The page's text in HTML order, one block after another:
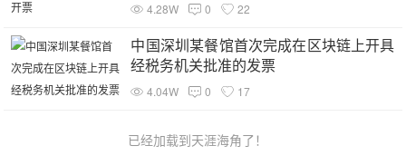
4.28W 0 22
中国深圳某餐馆首次完成在区块链上开具
经税务机关批准的发票
4.04W 0 17
已经加载到天涯海角了！